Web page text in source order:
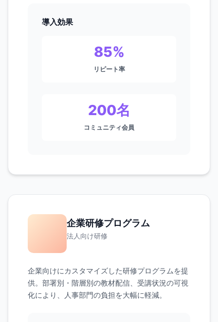
導入効果
85%
リピート率
200名
コミュニティ会員
企業研修プログラム
法人向け研修
企業向けにカスタマイズした研修プログラムを提
供。部署別・階層別の教材配信、受講状況の可視
化により、人事部門の負担を大幅に軽減。